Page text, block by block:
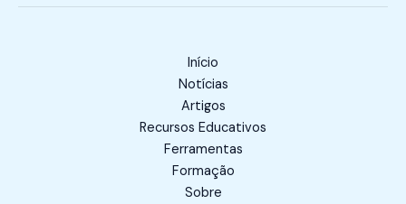
Início
Notícias
Artigos
Recursos Educativos
Ferramentas
Formação
Sobre